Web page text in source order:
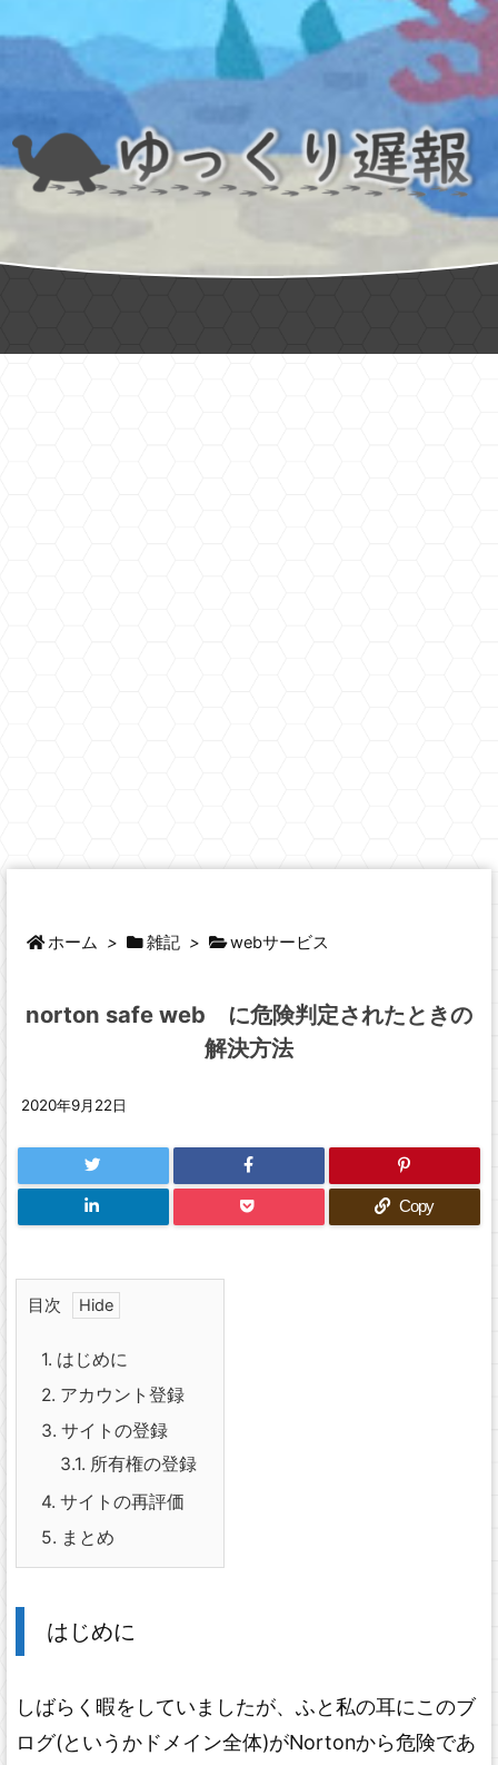
ホーム > 雑記 > webサービス
norton safe web に危険判定されたときの
解決方法
2020年9月22日
Copy
目次
1. はじめに
2. アカウント登録
3. サイトの登録
3.1. 所有権の登録
4. サイトの再評価
5. まとめ
はじめに
しばらく暇をしていましたが、ふと私の耳にこのブ
ログ(というかドメイン全体)がNortonから危険であ